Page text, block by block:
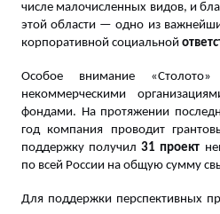
числе малочисленных видов, и
этой области — одно из
корпоративной социальной
Особое внимание «Столото»
некоммерческими
фондами. На протяжении
год компания проводит
поддержку получил 31 проект
по всей России на общую сумму
Для поддержки перспективных